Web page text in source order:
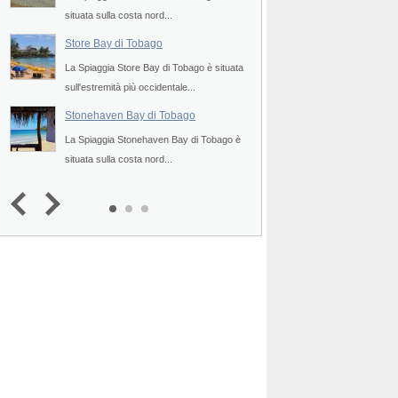
situata sulla costa nord...
Store Bay di Tobago
La Spiaggia Store Bay di Tobago è situata
sull'estremità più occidentale...
Stonehaven Bay di Tobago
La Spiaggia Stonehaven Bay di Tobago è
situata sulla costa nord...